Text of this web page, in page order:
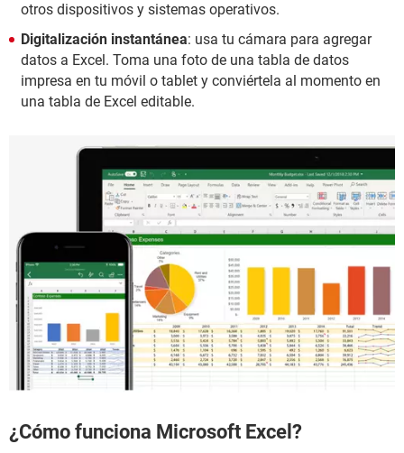
otros dispositivos y sistemas operativos.
Digitalización instantánea: usa tu cámara para agregar
datos a Excel. Toma una foto de una tabla de datos
impresa en tu móvil o tablet y conviértela al momento en
una tabla de Excel editable.
¿Cómo funciona Microsoft Excel?